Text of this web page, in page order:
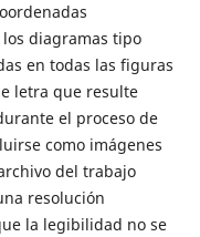
diagramas tipo
en todas las figuras
letra que resulte
el proceso de
como imágenes
del trabajo
resolución
la legibilidad no se